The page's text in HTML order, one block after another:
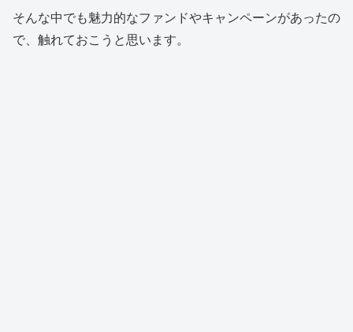
そんな中でも魅力的なファンドやキャンペーンがあったの
で、触れておこうと思います。